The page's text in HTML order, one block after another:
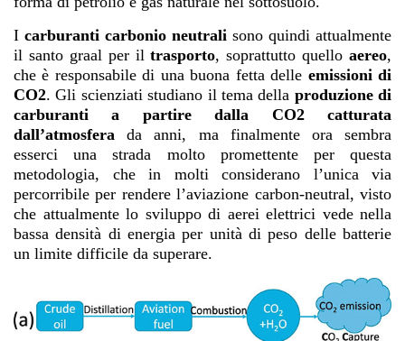
I carburanti carbonio neutrali sono quindi attualmente
il santo graal per iltrasporto, soprattutto quello aereo,
che è responsabile di una buona fetta delle emissioni di
CO2. Gli scienziati studiano il tema della produzione di
carburanti a partire dalla CO2 catturata
dall’atmosfera da anni, ma finalmente ora sembra
esserci una strada molto promettente per questa
metodologia, che in molti considerano l’unica via
percorribile per rendere l’aviazione carbon-neutral, visto
che attualmente lo sviluppo di aerei elettrici vede nella
bassa densità di energia per unità di peso delle batterie
un limite difficile da superare.